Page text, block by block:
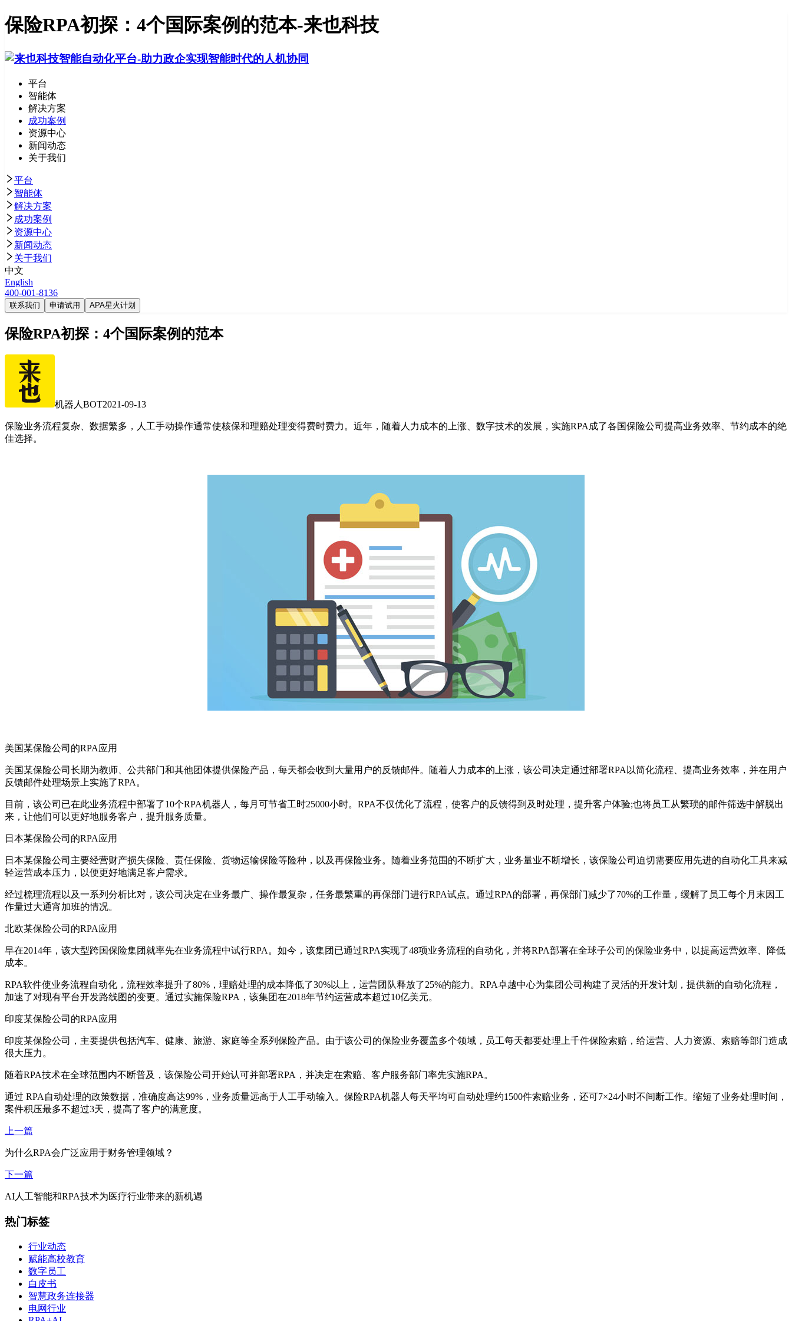
保险RPA初探：4个国际案例的范本-来也科技
平台
智能体
解决方案
成功案例
资源中心
新闻动态
关于我们
平台
智能体
解决方案
成功案例
资源中心
新闻动态
关于我们
中文
English
400-001-8136
联系我们 申请试用 APA星火计划
保险RPA初探：4个国际案例的范本
机器人BOT2021-09-13
保险业务流程复杂、数据繁多，人工手动操作通常使核保和理赔处理变得费时费力。近年，随着人力成本的上涨、数字技术的发展，实施RPA成了各国保险公司提高业务效率、节约成本的绝
佳选择。
美国某保险公司的RPA应用
美国某保险公司长期为教师、公共部门和其他团体提供保险产品，每天都会收到大量用户的反馈邮件。随着人力成本的上涨，该公司决定通过部署RPA以简化流程、提高业务效率，并在用户
反馈邮件处理场景上实施了RPA。
目前，该公司已在此业务流程中部署了10个RPA机器人，每月可节省工时25000小时。RPA不仅优化了流程，使客户的反馈得到及时处理，提升客户体验;也将员工从繁琐的邮件筛选中解脱出
来，让他们可以更好地服务客户，提升服务质量。
日本某保险公司的RPA应用
日本某保险公司主要经营财产损失保险、责任保险、货物运输保险等险种，以及再保险业务。随着业务范围的不断扩大，业务量业不断增长，该保险公司迫切需要应用先进的自动化工具来减
轻运营成本压力，以便更好地满足客户需求。
经过梳理流程以及一系列分析比对，该公司决定在业务最广、操作最复杂，任务最繁重的再保部门进行RPA试点。通过RPA的部署，再保部门减少了70%的工作量，缓解了员工每个月末因工
作量过大通宵加班的情况。
北欧某保险公司的RPA应用
早在2014年，该大型跨国保险集团就率先在业务流程中试行RPA。如今，该集团已通过RPA实现了48项业务流程的自动化，并将RPA部署在全球子公司的保险业务中，以提高运营效率、降低
成本。
RPA软件使业务流程自动化，流程效率提升了80%，理赔处理的成本降低了30%以上，运营团队释放了25%的能力。RPA卓越中心为集团公司构建了灵活的开发计划，提供新的自动化流程，
加速了对现有平台开发路线图的变更。通过实施保险RPA，该集团在2018年节约运营成本超过10亿美元。
印度某保险公司的RPA应用
印度某保险公司，主要提供包括汽车、健康、旅游、家庭等全系列保险产品。由于该公司的保险业务覆盖多个领域，员工每天都要处理上千件保险索赔，给运营、人力资源、索赔等部门造成
很大压力。
随着RPA技术在全球范围内不断普及，该保险公司开始认可并部署RPA，并决定在索赔、客户服务部门率先实施RPA。
通过 RPA自动处理的政策数据，准确度高达99%，业务质量远高于人工手动输入。保险RPA机器人每天平均可自动处理约1500件索赔业务，还可7×24小时不间断工作。缩短了业务处理时间，
案件积压最多不超过3天，提高了客户的满意度。
上一篇
为什么RPA会广泛应用于财务管理领域？
下一篇
AI人工智能和RPA技术为医疗行业带来的新机遇
热门标签
行业动态
赋能高校教育
数字员工
白皮书
智慧政务连接器
电网行业